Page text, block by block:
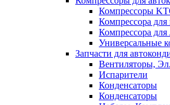
Компрессоры
Компрессора
Компрессора
Универсальные
Запчасти для
Вентиляторы,
Испарители
Конденсаторы
Конденсаторы